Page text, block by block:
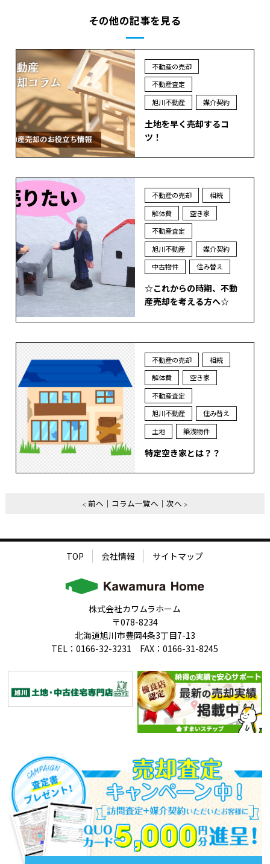
その他の記事を見る
不動産の売却
不動産査定
旭川不動産
媒介契約
土地を早く売却するコ
ツ！
不動産の売却
相続
解体費
空き家
不動産査定
旭川不動産
媒介契約
中古物件
住み替え
☆これからの時期、不動
産売却を考える方へ☆
不動産の売却
相続
解体費
空き家
不動産査定
旭川不動産
住み替え
土地
築浅物件
特定空き家とは？？
前へ コラム一覧へ 次へ
TOP 会社情報 サイトマップ
株式会社カワムラホーム
〒078-8234
北海道旭川市豊岡4条3丁目7-13
TEL：0166-32-3231 FAX：0166-31-8245